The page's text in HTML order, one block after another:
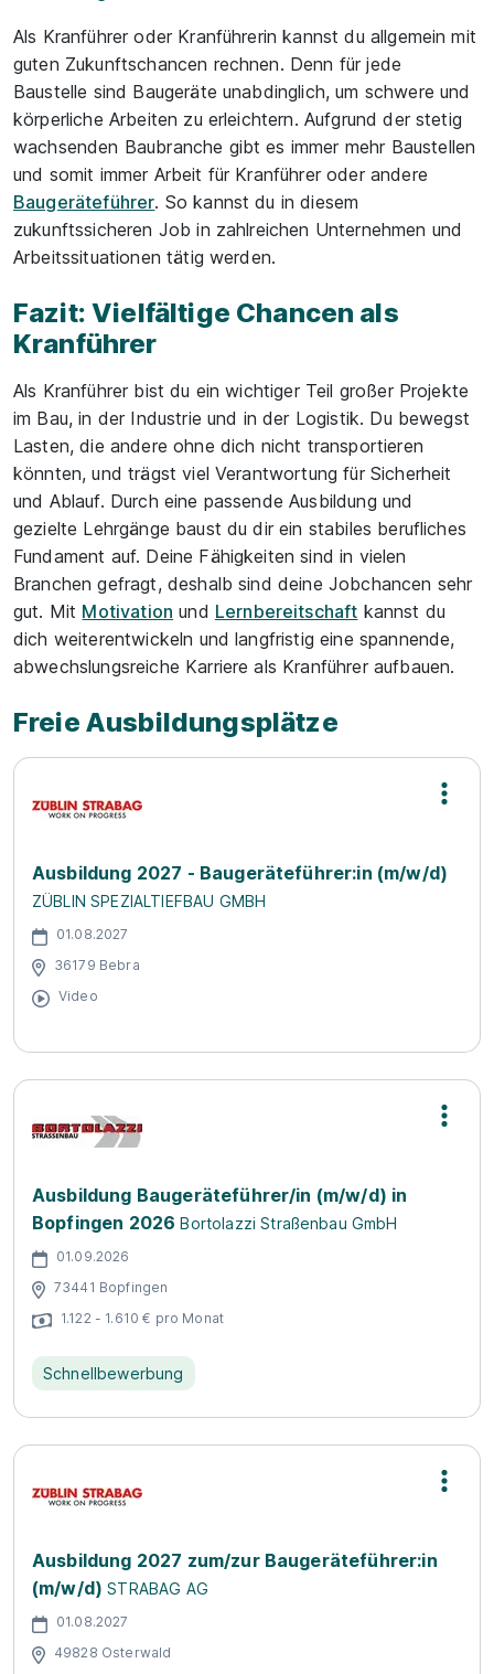
Als Kranführer oder Kranführerin kannst du allgemein mit
guten Zukunftschancen rechnen. Denn für jede
Baustelle sind Baugeräte unabdinglich, um schwere und
körperliche Arbeiten zu erleichtern. Aufgrund der stetig
wachsenden Baubranche gibt es immer mehr Baustellen
und somit immer Arbeit für Kranführer oder andere
Baugeräteführer. So kannst du in diesem
zukunftssicheren Job in zahlreichen Unternehmen und
Arbeitssituationen tätig werden.
Fazit: Vielfältige Chancen als
Kranführer
Als Kranführer bist du ein wichtiger Teil großer Projekte
im Bau, in der Industrie und in der Logistik. Du bewegst
Lasten, die andere ohne dich nicht transportieren
könnten, und trägst viel Verantwortung für Sicherheit
und Ablauf. Durch eine passende Ausbildung und
gezielte Lehrgänge baust du dir ein stabiles berufliches
Fundament auf. Deine Fähigkeiten sind in vielen
Branchen gefragt, deshalb sind deine Jobchancen sehr
gut. Mit Motivation und Lernbereitschaft kannst du
dich weiterentwickeln und langfristig eine spannende,
abwechslungsreiche Karriere als Kranführer aufbauen.
Freie Ausbildungsplätze
Ausbildung 2027 - Baugeräteführer:in (m/w/d)
ZÜBLIN SPEZIALTIEFBAU GMBH
01.08.2027
36179 Bebra
Video
Ausbildung Baugeräteführer/in (m/w/d) in
Bopfingen 2026 Bortolazzi Straßenbau GmbH
01.09.2026
73441 Bopfingen
1.122 - 1.610 € pro Monat
Schnellbewerbung
Ausbildung 2027 zum/zur Baugeräteführer:in
(m/w/d) STRABAG AG
01.08.2027
49828 Osterwald